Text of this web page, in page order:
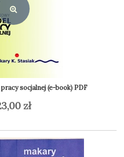
wynosiła:
19,00 zł.
socjalnej (e-book) PDF
zł